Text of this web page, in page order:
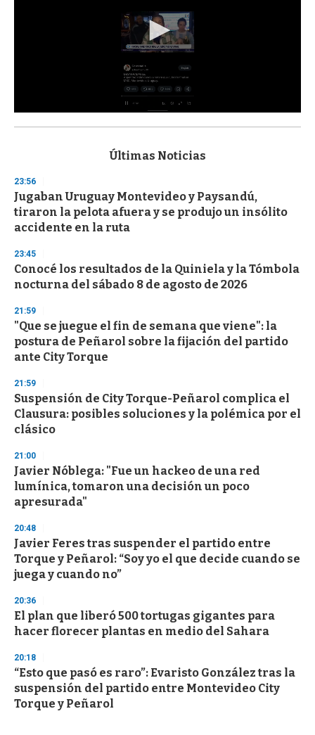
s
d
s
o
f
3
s
e
c
o
d
s
Últimas Noticias
23:56
Jugaban Uruguay Montevideo y Paysandú,
tiraron la pelota afuera y se produjo un insólito
accidente en la ruta
23:45
Conocé los resultados de la Quiniela y la Tómbola
nocturna del sábado 8 de agosto de 2026
21:59
"Que se juegue el fin de semana que viene": la
postura de Peñarol sobre la fijación del partido
ante City Torque
21:59
Suspensión de City Torque-Peñarol complica el
Clausura: posibles soluciones y la polémica por el
clásico
21:00
Javier Nóblega: "Fue un hackeo de una red
lumínica, tomaron una decisión un poco
apresurada"
20:48
Javier Feres tras suspender el partido entre
Torque y Peñarol: “Soy yo el que decide cuando se
juega y cuando no”
20:36
El plan que liberó 500 tortugas gigantes para
hacer florecer plantas en medio del Sahara
20:18
“Esto que pasó es raro”: Evaristo González tras la
suspensión del partido entre Montevideo City
Torque y Peñarol